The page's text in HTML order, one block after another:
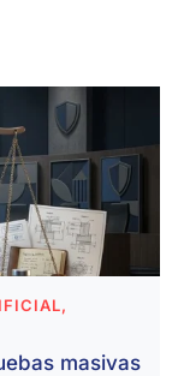
masivas